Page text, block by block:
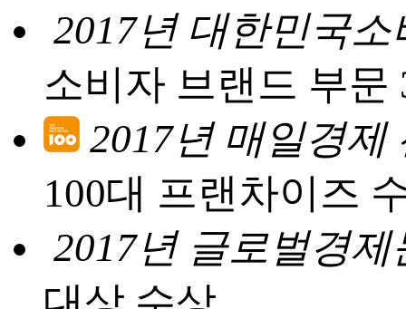
2017년 대한민국
소비자 브랜드 부문
2017년 매일경제
100대 프랜차이즈
2017년 글로벌경